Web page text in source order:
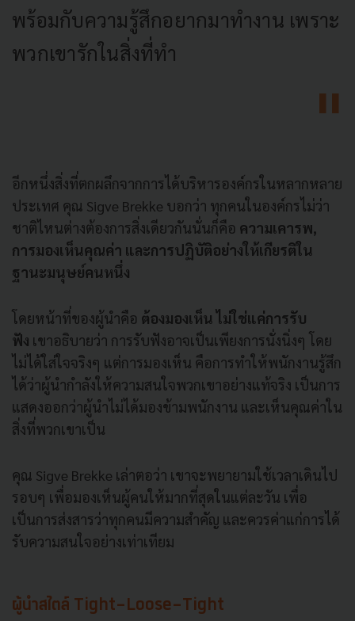
พร้อมกับความรู้สึกอยากมาทำงาน เพราะ
พวกเขารักในสิ่งที่ทำ
อีกหนึ่งสิ่งที่ตกผลึกจากการได้บริหารองค์กรในหลากหลาย
ประเทศ คุณ Sigve Brekke บอกว่า ทุกคนในองค์กรไม่ว่า
ชาติไหนต่างต้องการสิ่งเดียวกันนั่นก็คือ ความเคารพ,
การมองเห็นคุณค่า และการปฏิบัติอย่างให้เกียรติใน
ฐานะมนุษย์คนหนึ่ง
โดยหน้าที่ของผู้นำคือ ต้องมองเห็นไม่ใช่แค่การรับ
ฟัง เขาอธิบายว่า การรับฟังอาจเป็นเพียงการนั่งนิ่งๆ โดย
ไม่ได้ใส่ใจจริงๆ แต่การมองเห็น คือการทำให้พนักงานรู้สึก
ได้ว่าผู้นำกำลังให้ความสนใจพวกเขาอย่างแท้จริง เป็นการ
แสดงออกว่าผู้นำไม่ได้มองข้ามพนักงาน และเห็นคุณค่าใน
สิ่งที่พวกเขาเป็น
คุณ Sigve Brekke เล่าตอว่า เขาจะพยายามใช้เวลาเดินไป
รอบๆ เพื่อมองเห็นผู้คนให้มากที่สุดในแต่ละวัน เพื่อ
เป็นการส่งสารว่าทุกคนมีความสำคัญ และควรค่าแก่การได้
รับความสนใจอย่างเท่าเทียม
ผู้นำสไตล์ Tight-Loose-Tight